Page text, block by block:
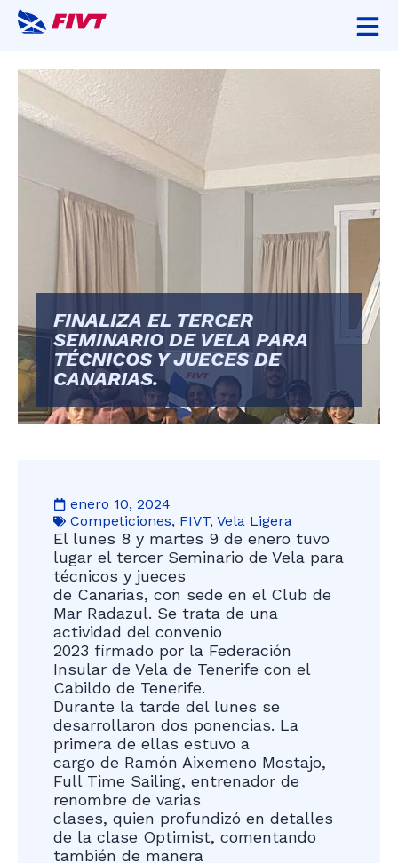
FINALIZA EL TERCER
SEMINARIO DE VELA PARA
TÉCNICOS Y JUECES DE
CANARIAS.
enero 10, 2024
Competiciones, FIVT, Vela Ligera
El lunes 8 y martes 9 de enero tuvo
lugar el tercer Seminario de Vela para
técnicos y jueces
de Canarias, con sede en el Club de
Mar Radazul. Se trata de una
actividad del convenio
2023 firmado por la Federación
Insular de Vela de Tenerife con el
Cabildo de Tenerife.
Durante la tarde del lunes se
desarrollaron dos ponencias. La
primera de ellas estuvo a
cargo de Ramón Aixemeno Mostajo,
Full Time Sailing, entrenador de
renombre de varias
clases, quien profundizó en detalles
de la clase Optimist, comentando
también de manera